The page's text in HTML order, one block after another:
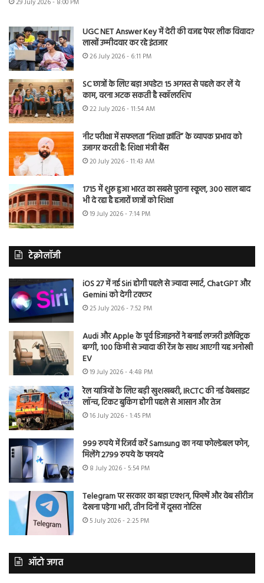
29 July 2026 - 8:00 PM
UGC NET Answer Key में देरी की वजह पेपर लीक विवाद?
लाखों उम्मीदवार कर रहे इंतजार
26 July 2026 - 6:11 PM
SC छात्रों के लिए बड़ा अपडेट! 15 अगस्त से पहले कर लें ये
काम, वरना अटक सकती है स्कॉलरशिप
22 July 2026 - 11:54 AM
नीट परीक्षा में सफलता “शिक्षा क्रांति” के व्यापक प्रभाव को
उजागर करती है: शिक्षा मंत्री बैंस
20 July 2026 - 11:43 AM
1715 में शुरू हुआ भारत का सबसे पुराना स्कूल, 300 साल बाद
भी दे रहा है हजारों छात्रों को शिक्षा
19 July 2026 - 7:14 PM
टेक्नोलॉजी
iOS 27 में नई Siri होगी पहले से ज्यादा स्मार्ट, ChatGPT और
Gemini को देगी टक्कर
25 July 2026 - 7:52 PM
Audi और Apple के पूर्व डिजाइनरों ने बनाई लग्जरी इलेक्ट्रिक
बग्गी, 100 किमी से ज्यादा की रेंज के साथ आएगी यह अनोखी
EV
19 July 2026 - 4:48 PM
रेल यात्रियों के लिए बड़ी खुशखबरी, IRCTC की नई वेबसाइट
लॉन्च, टिकट बुकिंग होगी पहले से आसान और तेज
16 July 2026 - 1:45 PM
999 रुपये में रिजर्व करें Samsung का नया फोल्डेबल फोन,
मिलेंगे 2799 रुपये के फायदे
8 July 2026 - 5:54 PM
Telegram पर सरकार का बड़ा एक्शन, फिल्में और वेब सीरीज
देखना पड़ेगा भारी, तीन दिनों में दूसरा नोटिस
5 July 2026 - 2:25 PM
ऑटो जगत